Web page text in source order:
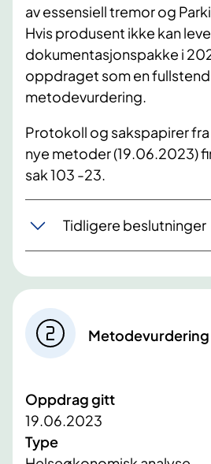
av essensiell tremor og
Hvis produsent ikke kan
dokumentasjonspakke i
oppdraget som en
metodevurdering.
Protokoll og sakspapirer
nye metoder (19.06.2023)
sak 103 -23.
Tidligere beslutninger
Metodevurdering
Oppdrag gitt
19.06.2023
Type